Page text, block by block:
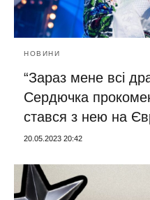
НОВИНИ
“Зараз мене всі
Сердючка
стався з нею на
20.05.2023 20:42